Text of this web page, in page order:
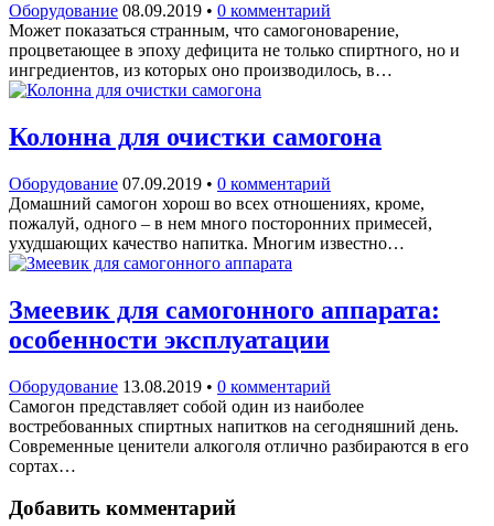
Оборудование 08.09.2019 • 0 комментарий
Может показаться странным, что самогоноварение,
процветающее в эпоху дефицита не только спиртного, но и
ингредиентов, из которых оно производилось, в…
Колонна для очистки самогона
Оборудование 07.09.2019 • 0 комментарий
Домашний самогон хорош во всех отношениях, кроме,
пожалуй, одного – в нем много посторонних примесей,
ухудшающих качество напитка. Многим известно…
Змеевик для самогонного аппарата:
особенности эксплуатации
Оборудование 13.08.2019 • 0 комментарий
Самогон представляет собой один из наиболее
востребованных спиртных напитков на сегодняшний день.
Современные ценители алкоголя отлично разбираются в его
сортах…
Добавить комментарий